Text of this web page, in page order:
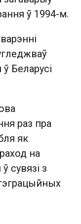
ў 1994-м.
Беларусі
раз пра
як
на
сувязі з